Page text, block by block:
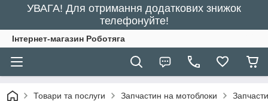
УВАГА! Для отримання додаткових знижок
телефонуйте!
Інтернет-магазин Роботяга
Товари та послуги Запчастин на мотоблоки